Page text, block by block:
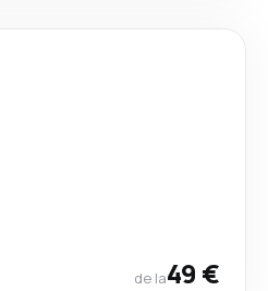
de la49 €